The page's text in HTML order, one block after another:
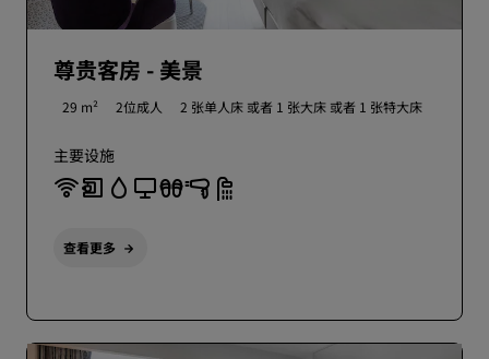
尊贵客房 - 美景
29 m² 2位成人 2 张单人床 或者 1 张大床 或者 1 张特大床
主要设施
查看更多